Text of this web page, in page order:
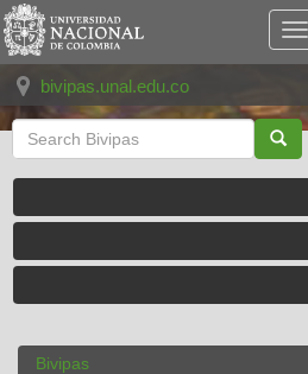
Skip
navigation
bivipas.unal.edu.co
Bivipas